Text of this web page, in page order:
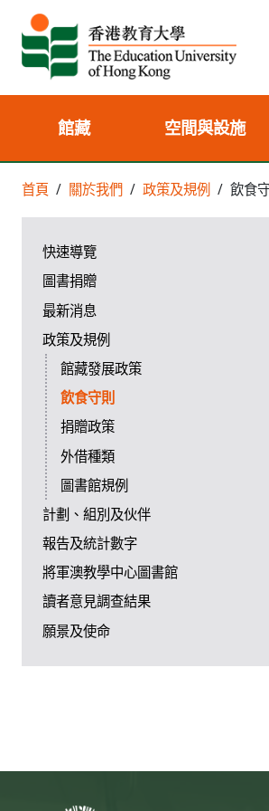
館藏 空間與設施
首頁 關於我們 政策及規例 飲食
快速導覽
圖書捐贈
最新消息
政策及規例
館藏發展政策
飲食守則
捐贈政策
外借種類
圖書館規例
計劃、組別及伙伴
報告及統計數字
將軍澳教學中心圖書館
讀者意見調查結果
願景及使命